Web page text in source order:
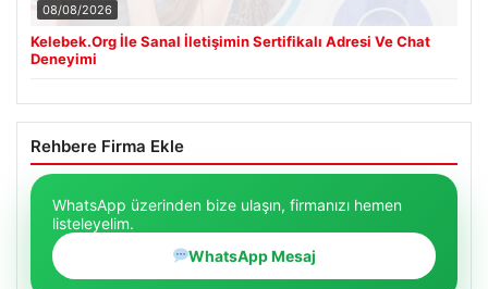
08/08/2026
Kelebek.Org İle Sanal İletişimin Sertifikalı Adresi Ve Chat
Deneyimi
Rehbere Firma Ekle
WhatsApp üzerinden bize ulaşın, firmanızı hemen
listeleyelim.
WhatsApp Mesaj